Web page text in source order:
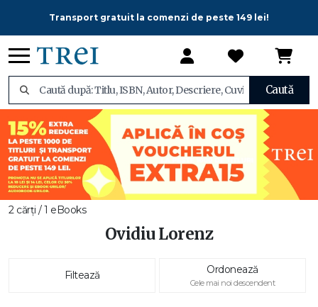
Transport gratuit la comenzi de peste 149 lei!
Caută
2 cărți / 1 eBooks
Ovidiu Lorenz
Filtează Ordonează
Cele mai noi descendent